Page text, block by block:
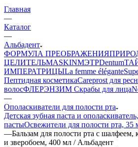
Главная
—
Каталог
—
Альбадент
ФОРМУЛА ПРЕОБРАЖЕНИЯ
ЦЕЛИТЕЛЬMASKINМЭТРDentum
ИМПЕРАТРИЦЫLa femme élégante
Пептидная косметикаCareprost для
волосФЛЕРЭНЗИМ Скрабы для лица
—
Ополаскиватели для полости рта
Детская зубная паста и
пастыОсвежители для полости рта, 35
—Бальзам для полости рта с шалфеем,
и зверобоем, 400 мл / Альбадент